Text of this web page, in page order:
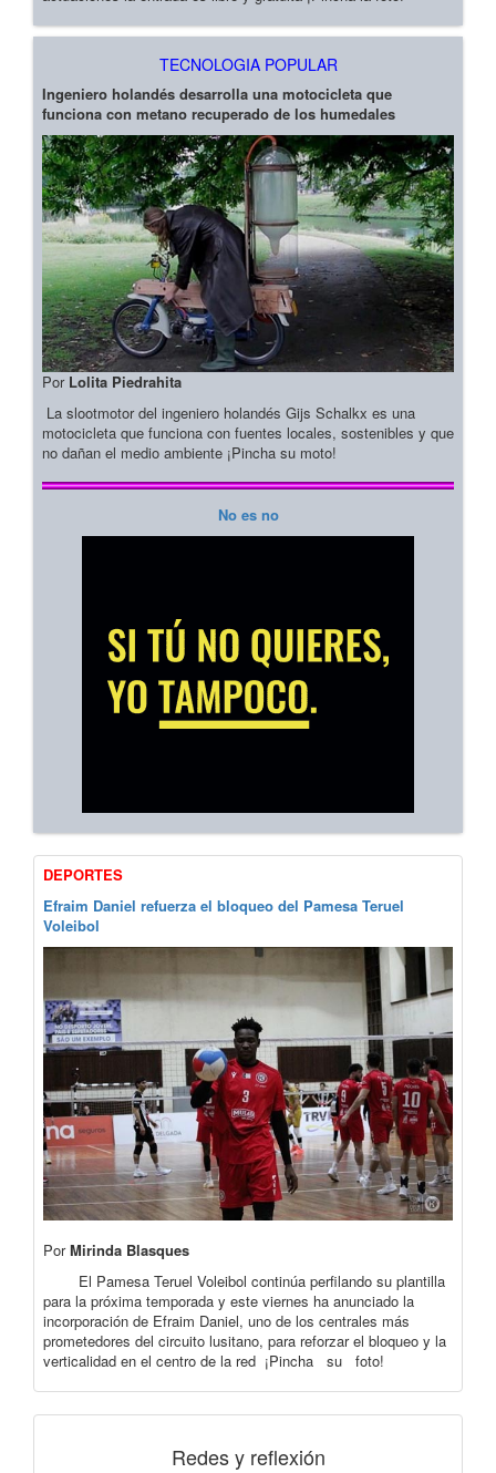
TECNOLOGIA POPULAR
Ingeniero holandés desarrolla una motocicleta que
funciona con metano recuperado de los humedales
Por Lolita Piedrahita
La slootmotor del ingeniero holandés Gijs Schalkx es una
motocicleta que funciona con fuentes locales, sostenibles y que
no dañan el medio ambiente ¡Pincha su moto!
No es no
DEPORTES
Efraim Daniel refuerza el bloqueo del Pamesa Teruel
Voleibol
PorMirinda Blasques
El Pamesa Teruel Voleibol continúa perfilando su plantilla
para la próxima temporada y este viernes ha anunciado la
incorporación de Efraim Daniel, uno de los centrales más
prometedores del circuito lusitano, para reforzar el bloqueo y la
verticalidad en el centro de la red ¡Pincha su foto!
Redes y reflexión